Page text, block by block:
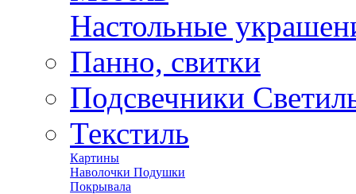
Настольные
Панно, свитки
Подсвечники
Текстиль
Картины
Наволочки Подушки
Покрывала